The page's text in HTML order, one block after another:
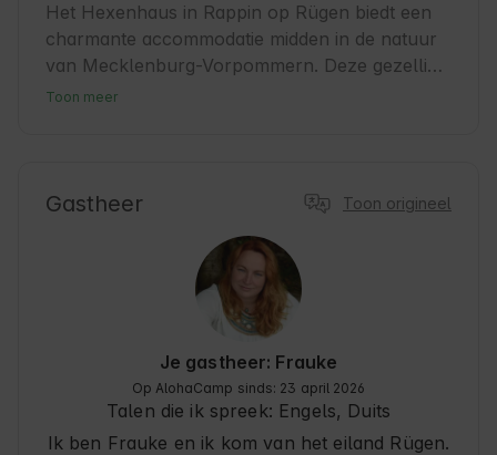
Het Hexenhaus in Rappin op Rügen biedt een
charmante accommodatie midden in de natuur
van Mecklenburg-Vorpommern. Deze gezellige
accommodatie is ideaal voor gasten die op zoek
Rügen. Gasten vinden hier een vriendelijke
natuur- en cultuurbelevenissen. Of het nu gaat
om wandelingen, fietstochten of gewoon
ontspannen dagen – het Hexenhaus is de
perfecte plek voor uw verblijf.
Toon meer
Gastheer Toon origineel
Je gastheer: Frauke
Op AlohaCamp sinds: 23 april 2026
Talen die ik spreek: Engels, Duits
Ik ben Frauke en ik kom van het eiland Rügen.